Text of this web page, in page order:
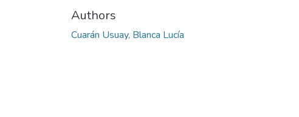
Authors
Cuarán Usuay, Blanca Lucía